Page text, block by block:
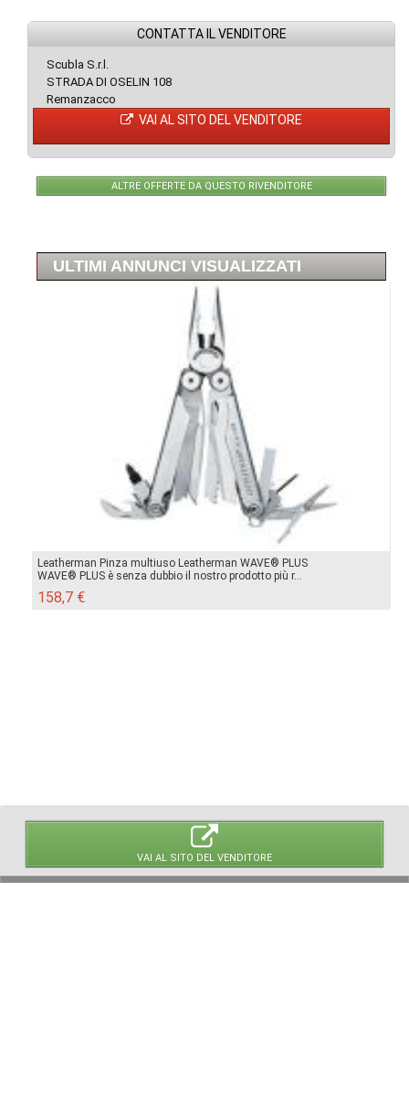
VAI AL SITO DEL VENDITORE
CONTATTA IL VENDITORE
Scubla S.r.l.
STRADA DI OSELIN 108
Remanzacco
VAI AL SITO DEL VENDITORE
ALTRE OFFERTE DA QUESTO RIVENDITORE
ULTIMI ANNUNCI VISUALIZZATI
Leatherman Pinza multiuso Leatherman WAVE® PLUS
WAVE® PLUS è senza dubbio il nostro prodotto più r...
158,7 €